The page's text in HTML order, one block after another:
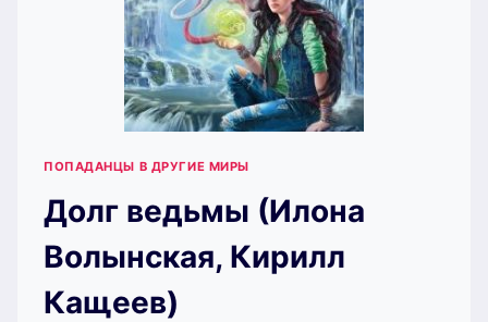
ПОПАДАНЦЫ В ДРУГИЕ МИРЫ
Долг ведьмы (Илона
Волынская, Кирилл
Кащеев)